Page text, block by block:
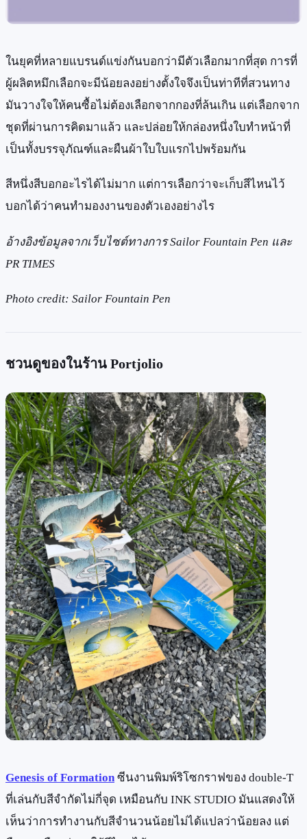
ในยุคที่หลายแบรนด์แข่งกันบอกว่ามีตัวเลือกมากที่สุด การที่
ผู้ผลิตหมึกเลือกจะมีน้อยลงอย่างตั้งใจจึงเป็นท่าทีที่สวนทาง
มันวางใจให้คนซื้อไม่ต้องเลือกจากกองที่ล้นเกิน แต่เลือกจาก
ชุดที่ผ่านการคิดมาแล้ว และปล่อยให้กล่องหนึ่งใบทำหน้าที่
เป็นทั้งบรรจุภัณฑ์และผืนผ้าใบใบแรกไปพร้อมกัน
สีหนึ่งสีบอกอะไรได้ไม่มาก แต่การเลือกว่าจะเก็บสีไหนไว้
บอกได้ว่าคนทำมองงานของตัวเองอย่างไร
อ้างอิงข้อมูลจากเว็บไซต์ทางการ Sailor Fountain Pen และ
PR TIMES
Photo credit: Sailor Fountain Pen
ชวนดูของในร้าน Portjolio
Genesis of Formation ซีนงานพิมพ์ริโซกราฟของ double-T
ที่เล่นกับสีจำกัดไม่กี่จุด เหมือนกับ INK STUDIO มันแสดงให้
เห็นว่าการทำงานกับสีจำนวนน้อยไม่ได้แปลว่าน้อยลง แต่